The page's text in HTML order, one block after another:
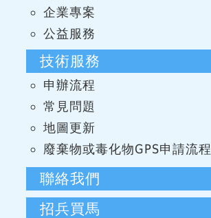
企業專案
公益服務
技術服務
申辦流程
常見問題
地圖更新
廢棄物或毒化物GPS申請流程
聯絡我們
招兵買馬